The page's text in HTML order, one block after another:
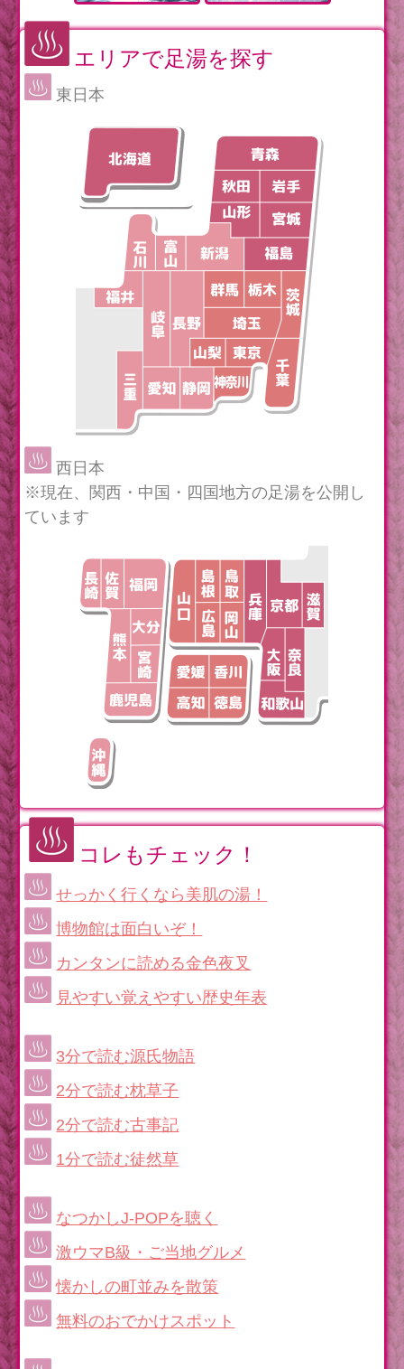
エリアで足湯を探す
東日本
西日本
※現在、関西・中国・四国地方の足湯を公開し
ています
コレもチェック！
せっかく行くなら美肌の湯！
博物館は面白いぞ！
カンタンに読める金色夜叉
見やすい覚えやすい歴史年表
3分で読む源氏物語
2分で読む枕草子
2分で読む古事記
1分で読む徒然草
なつかしJ-POPを聴く
激ウマB級・ご当地グルメ
懐かしの町並みを散策
無料のおでかけスポット